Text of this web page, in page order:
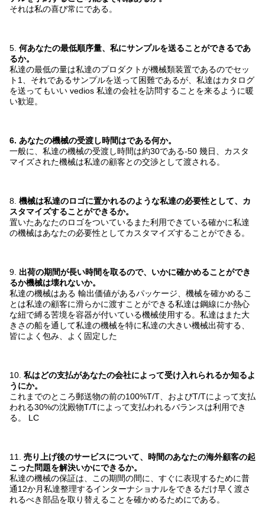
それは私の喜び常にである。
5. 何あなたの最低順序量、私にサンプルを送ることができるであ
るか。
私達の最低の量は私達のプロダクトが機械類装置であるのでセッ
ト1、それであるサンプルを送って困難であるが、私達はカタログ
を送ってもいい vedios 私達の会社を訪問することを来るように暖
い歓迎。
6. あなたの機械の受渡し時間はである何か。
一般に、私達の機械の受渡し時間は約30である-50 幾日、カスタ
マイズされた機械は私達の顧客との交渉として渡される。
8. 機械は私達のロゴに置かれるのような私達の必要性として、カ
スタマイズすることができるか。
置いたあなたのロゴをついているまた利用できている確かに私達
の機械はあなたの必要性としてカスタマイズすることができる。
9. 出荷の期間が長い時間を取るので、いかに確かめることができ
るか機械は壊れないか。
私達の機械はある 輸出価値があるパッケージ 、機械を確かめるこ
とは私達の顧客に滑らかに渡すことができる私達は鋼線にか熱心
な紐で縛る苦境を容器が付いている機械使用する。 私達はまた大
きさの船を通して私達の機械を特に私達の大きい機械出荷する、
皆によく包み、よく固定した
10. 私はどの支払があなたの会社によって受け入れられるか知るよ
うにか。
これまでのところ郵送物の前の100%T/T、およびT/Tによって支払
われる30%の沈殿物T/Tによって支払われるバランスは利用でき
る。
LC
11. 売り上げ後のサービスについて、時間のあなたの海外顧客の起
こった問題を解決いかにできるか。
私達の機械の保証は、この期間の間に、すぐに表現するために普
通12か月私達整理するインターナショナルをできるだけ早く渡さ
れるべき部品を取り替えることを確かめるためにである。